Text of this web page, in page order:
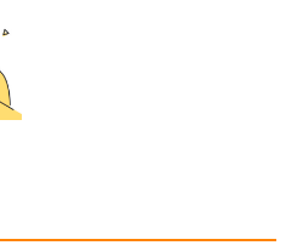
ス
ス